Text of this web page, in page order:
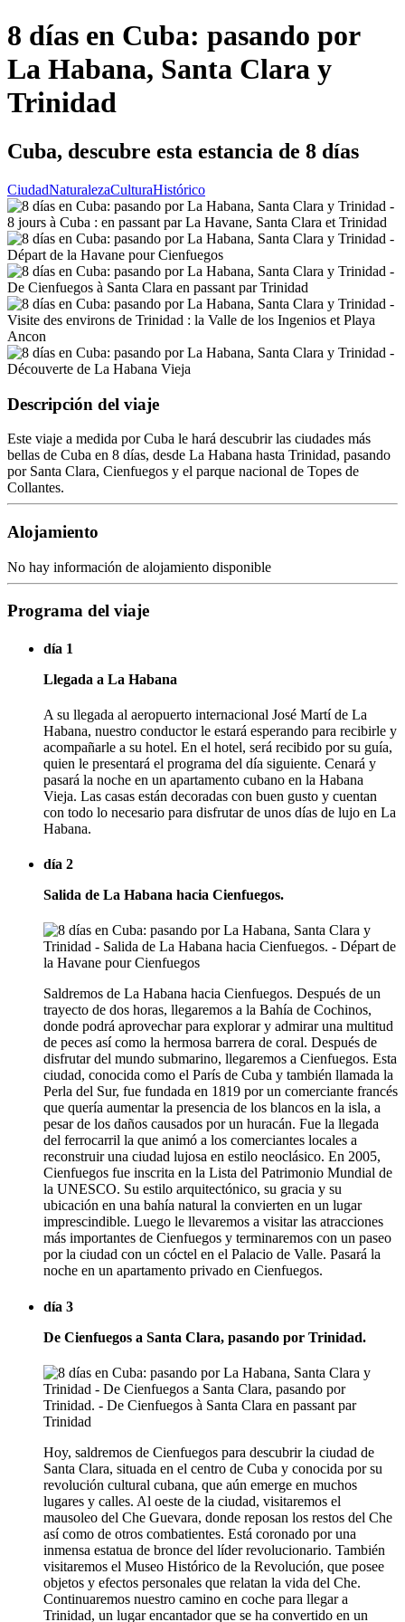
8 días en Cuba: pasando por
La Habana, Santa Clara y
Trinidad
Cuba, descubre esta estancia de 8 días
CiudadNaturalezaCulturaHistórico
Descripción del viaje
Este viaje a medida por Cuba le hará descubrir las ciudades más
bellas de Cuba en 8 días, desde La Habana hasta Trinidad, pasando
por Santa Clara, Cienfuegos y el parque nacional de Topes de
Collantes.
Alojamiento
No hay información de alojamiento disponible
Programa del viaje
día 1
Llegada a La Habana
A su llegada al aeropuerto internacional José Martí de La
Habana, nuestro conductor le estará esperando para recibirle y
acompañarle a su hotel. En el hotel, será recibido por su guía,
quien le presentará el programa del día siguiente. Cenará y
pasará la noche en un apartamento cubano en la Habana
Vieja. Las casas están decoradas con buen gusto y cuentan
con todo lo necesario para disfrutar de unos días de lujo en La
Habana.
día 2
Salida de La Habana hacia Cienfuegos.
Saldremos de La Habana hacia Cienfuegos. Después de un
trayecto de dos horas, llegaremos a la Bahía de Cochinos,
donde podrá aprovechar para explorar y admirar una multitud
de peces así como la hermosa barrera de coral. Después de
disfrutar del mundo submarino, llegaremos a Cienfuegos. Esta
ciudad, conocida como el París de Cuba y también llamada la
Perla del Sur, fue fundada en 1819 por un comerciante francés
que quería aumentar la presencia de los blancos en la isla, a
pesar de los daños causados por un huracán. Fue la llegada
del ferrocarril la que animó a los comerciantes locales a
reconstruir una ciudad lujosa en estilo neoclásico. En 2005,
Cienfuegos fue inscrita en la Lista del Patrimonio Mundial de
la UNESCO. Su estilo arquitectónico, su gracia y su
ubicación en una bahía natural la convierten en un lugar
imprescindible. Luego le llevaremos a visitar las atracciones
más importantes de Cienfuegos y terminaremos con un paseo
por la ciudad con un cóctel en el Palacio de Valle. Pasará la
noche en un apartamento privado en Cienfuegos.
día 3
De Cienfuegos a Santa Clara, pasando por Trinidad.
Hoy, saldremos de Cienfuegos para descubrir la ciudad de
Santa Clara, situada en el centro de Cuba y conocida por su
revolución cultural cubana, que aún emerge en muchos
lugares y calles. Al oeste de la ciudad, visitaremos el
mausoleo del Che Guevara, donde reposan los restos del Che
así como de otros combatientes. Está coronado por una
inmensa estatua de bronce del líder revolucionario. También
visitaremos el Museo Histórico de la Revolución, que posee
objetos y efectos personales que relatan la vida del Che.
Continuaremos nuestro camino en coche para llegar a
Trinidad, un lugar encantador que se ha convertido en un